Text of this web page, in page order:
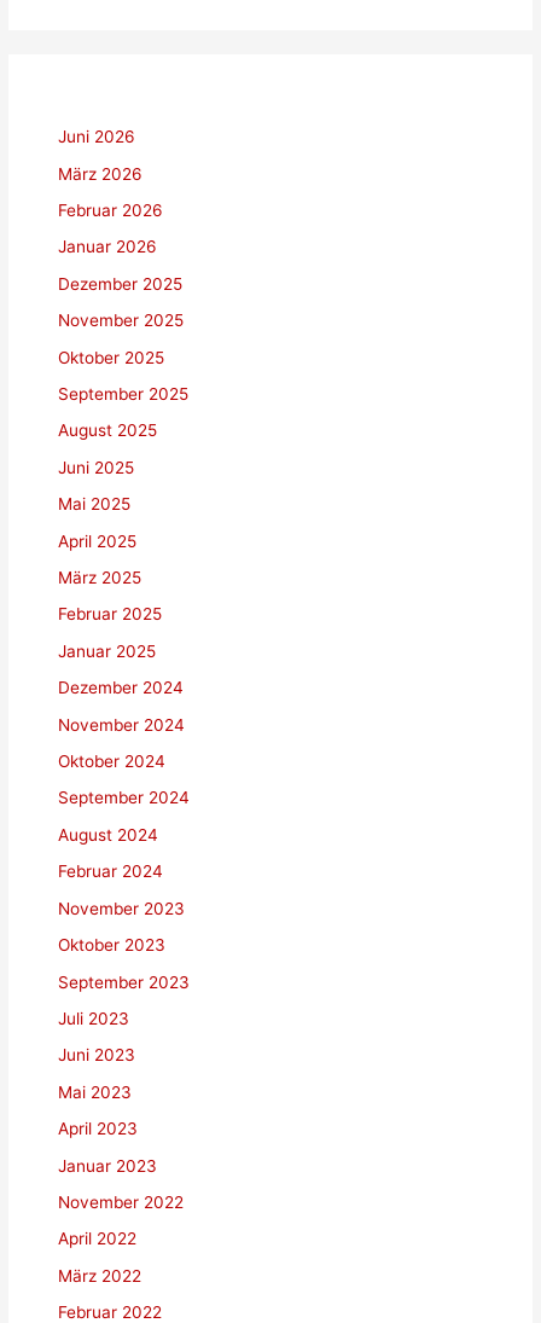
Juni 2026
März 2026
Februar 2026
Januar 2026
Dezember 2025
November 2025
Oktober 2025
September 2025
August 2025
Juni 2025
Mai 2025
April 2025
März 2025
Februar 2025
Januar 2025
Dezember 2024
November 2024
Oktober 2024
September 2024
August 2024
Februar 2024
November 2023
Oktober 2023
September 2023
Juli 2023
Juni 2023
Mai 2023
April 2023
Januar 2023
November 2022
April 2022
März 2022
Februar 2022